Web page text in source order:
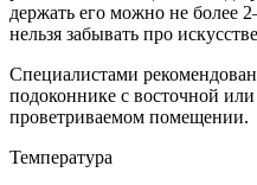
держать его можно не более
нельзя забывать про
Специалистами
подоконнике с восточной
проветриваемом помещении.
Температура